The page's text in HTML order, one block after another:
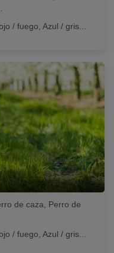
/ fuego, Azul / gris...
de caza, Perro de
/ fuego, Azul / gris...